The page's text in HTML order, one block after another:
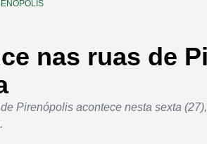
nas ruas de
Pirenópolis acontece nesta sexta